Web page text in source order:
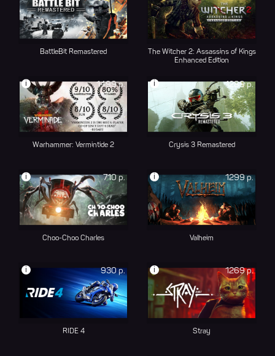
BattleBit Remastered
The Witcher 2: Assassins of Kings
Enhanced Edition
1499 р.
i
Warhammer: Vermintide 2
1289 р.
i
Crysis 3 Remastered
710 р.
i
Choo-Choo Charles
1299 р.
i
Valheim
930 р.
i
RIDE 4
1269 р.
i
Stray